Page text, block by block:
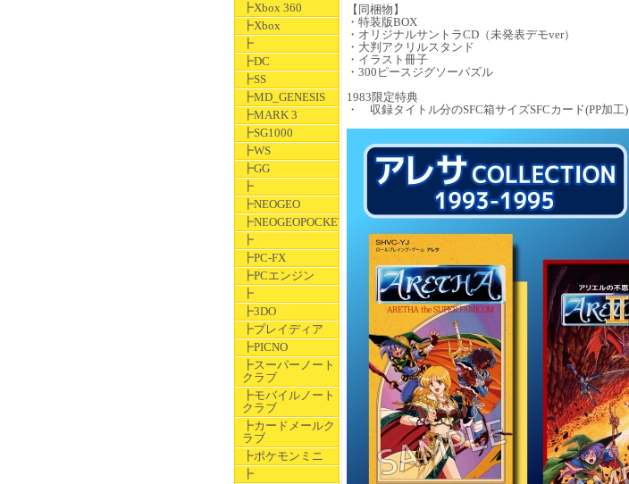
┣Xbox 360
┣Xbox
┣
┣DC
┣SS
┣MD_GENESIS
┣MARK 3
┣SG1000
┣WS
┣GG
┣
┣NEOGEO
┣NEOGEOPOCKET
┣
┣PC-FX
┣PCエンジン
┣
┣3DO
┣プレイディア
┣PICNO
┣スーパーノート
クラブ
┣モバイルノート
クラブ
┣カードメールク
ラブ
┣ポケモンミニ
┣
【同梱物】
・特装版BOX
・オリジナルサントラCD（未発表デモver）
・大判アクリルスタンド
・イラスト冊子
​・300ピースジグソーパズル
1983限定特典
・ 収録タイトル分のSFC箱サイズSFCカード(PP加工)